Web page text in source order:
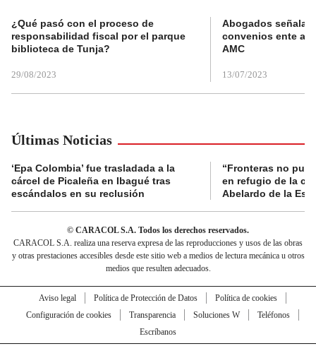
¿Qué pasó con el proceso de
responsabilidad fiscal por el parque
biblioteca de Tunja?
29/08/2023
Abogados
convenios ente
AMC
13/07/2023
Últimas Noticias
‘Epa Colombia’ fue trasladada a la
cárcel de Picaleña en Ibagué tras
escándalos en su reclusión
“Fronteras no
en refugio de la
Abelardo de la
© CARACOL S.A. Todos los derechos reservados.
CARACOL S.A. realiza una reserva expresa de las reproducciones y usos de las obras
y otras prestaciones accesibles desde este sitio web a medios de lectura mecánica u otros
medios que resulten adecuados.
Aviso legal Política de Protección de Datos
Política de cookies
Configuración de cookies
Transparencia Soluciones W
Teléfonos
Escríbanos